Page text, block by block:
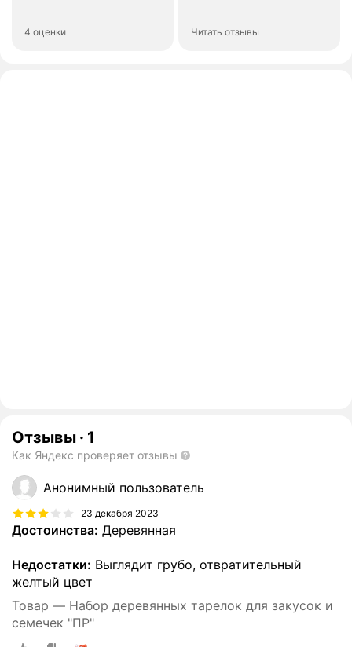
4 оценки Читать отзывы
Отзывы · 1
Как Яндекс проверяет отзывы
Анонимный пользователь
23 декабря 2023
Достоинства: Деревянная
Недостатки: Выглядит грубо, отвратительный
желтый цвет
Товар — Набор деревянных тарелок для закусок и
семечек "ПР"